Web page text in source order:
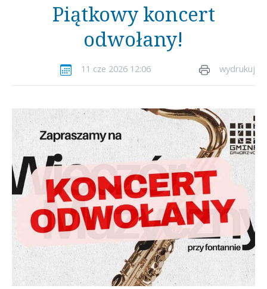
Piątkowy koncert
odwołany!
11 cze 2026 12:06 wydrukuj